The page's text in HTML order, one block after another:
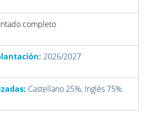
completo
2026/2027
Castellano 25%, Inglés 75%.